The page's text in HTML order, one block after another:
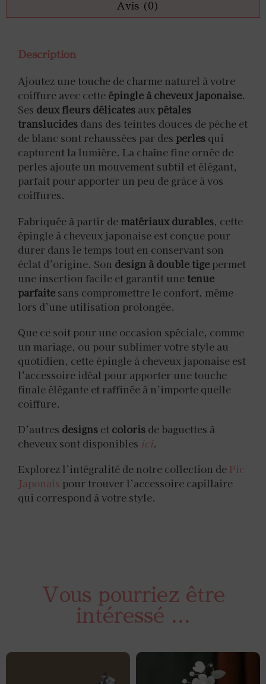
Avis (0)
Description
Ajoutez une touche de charme naturel à votre
coiffure avec cette épingle à cheveux japonaise.
Ses deux fleurs délicates aux pétales
translucides dans des teintes douces de pêche et
de blanc sont rehaussées par des perles qui
capturent la lumière. La chaîne fine ornée de
perles ajoute un mouvement subtil et élégant,
parfait pour apporter un peu de grâce à vos
coiffures.
Fabriquée à partir de matériaux durables, cette
épingle à cheveux japonaise est conçue pour
durer dans le temps tout en conservant son
éclat d’origine. Son design à double tige permet
une insertion facile et garantit unetenue
parfaite sans compromettre le confort, même
lors d’une utilisation prolongée.
Que ce soit pour une occasion spéciale, comme
un mariage, ou pour sublimer votre style au
quotidien, cette épingle à cheveux japonaise est
l’accessoire idéal pour apporter une touche
finale élégante et raffinée à n’importe quelle
coiffure.
D’autres designs et coloris de baguettes à
cheveux sont disponibles ici.
Explorez l’intégralité de notre collection de Pic
Japonais pour trouver l’accessoire capillaire
qui correspond à votre style.
Vous pourriez être
intéressé ...